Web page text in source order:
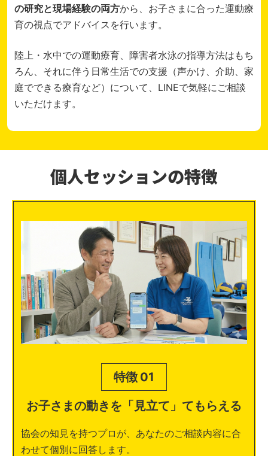
の研究と現場経験の両方から、お子さまに合った運動療
育の視点でアドバイスを行います。
陸上・水中での運動療育、障害者水泳の指導方法はもち
ろん、それに伴う日常生活での支援（声かけ、介助、家
庭でできる療育など）について、LINEで気軽にご相談
いただけます。
個人セッションの特徴
特徴 01
お子さまの動きを「見立て」てもらえる
協会の知見を持つプロが、あなたのご相談内容に合
わせて個別に回答します。